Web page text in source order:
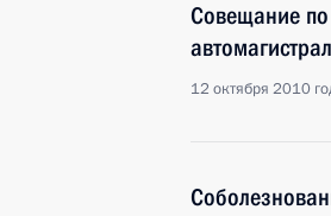
Совещание по
12 октября 2010